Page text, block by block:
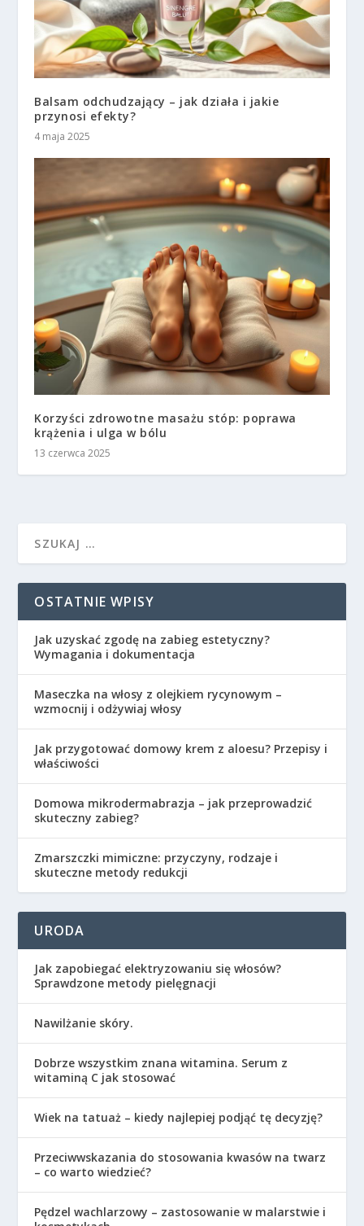
Balsam odchudzający – jak działa i jakie
przynosi efekty?
4 maja 2025
Korzyści zdrowotne masażu stóp: poprawa
krążenia i ulga w bólu
13 czerwca 2025
OSTATNIE WPISY
Jak uzyskać zgodę na zabieg estetyczny?
Wymagania i dokumentacja
Maseczka na włosy z olejkiem rycynowym –
wzmocnij i odżywiaj włosy
Jak przygotować domowy krem z aloesu? Przepisy i
właściwości
Domowa mikrodermabrazja – jak przeprowadzić
skuteczny zabieg?
Zmarszczki mimiczne: przyczyny, rodzaje i
skuteczne metody redukcji
URODA
Jak zapobiegać elektryzowaniu się włosów?
Sprawdzone metody pielęgnacji
Nawilżanie skóry.
Dobrze wszystkim znana witamina. Serum z
witaminą C jak stosować
Wiek na tatuaż – kiedy najlepiej podjąć tę decyzję?
Przeciwwskazania do stosowania kwasów na twarz
– co warto wiedzieć?
Pędzel wachlarzowy – zastosowanie w malarstwie i